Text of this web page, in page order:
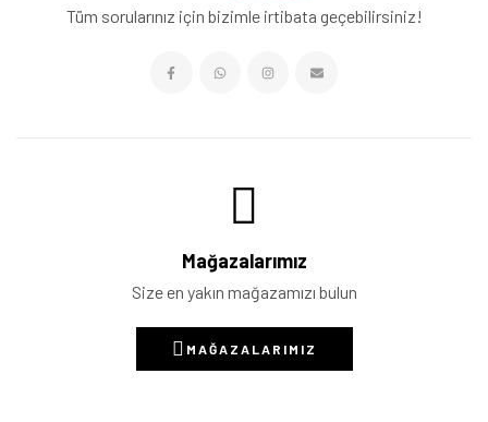
Tüm sorularınız için bizimle irtibata geçebilirsiniz!
Mağazalarımız
Size en yakın mağazamızı bulun
MAĞAZALARIMIZ